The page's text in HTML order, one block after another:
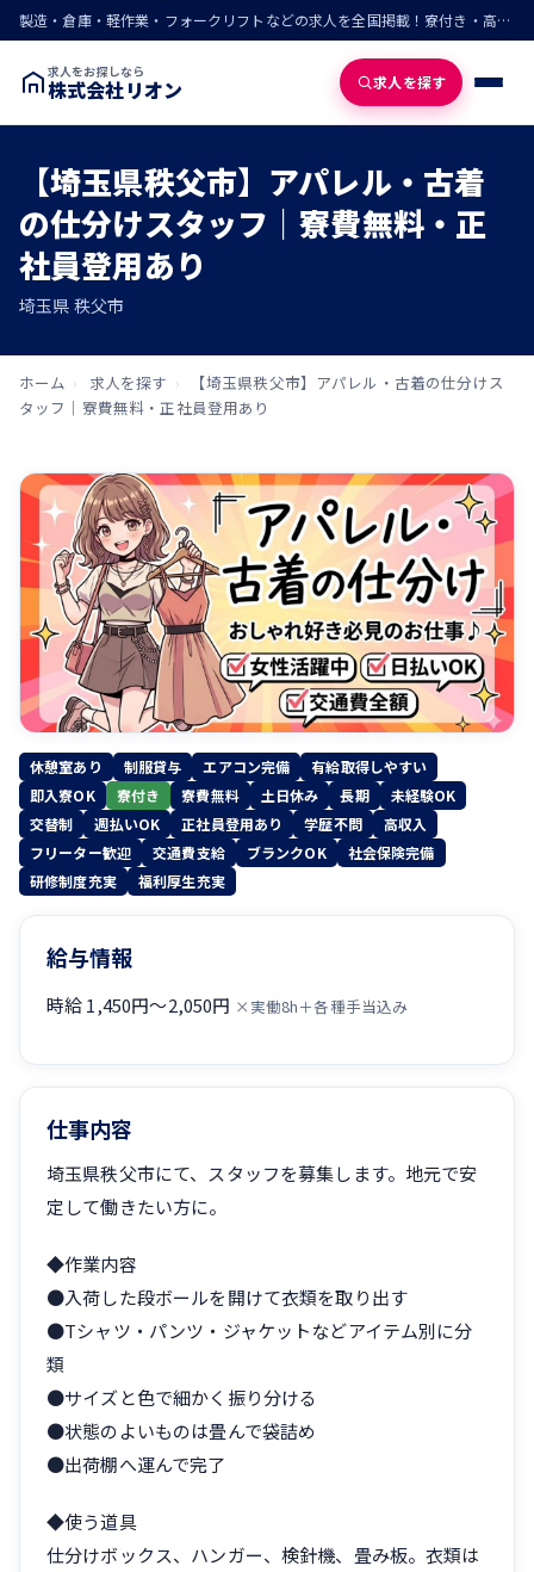
製造・倉庫・軽作業・フォークリフトなどの求人を全国掲載！寮付き・高収入・即入寮の仕事が見つかる
求人をお探しなら
株式会社リオン 求人を探す
【埼玉県秩父市】アパレル・古着
の仕分けスタッフ｜寮費無料・正
社員登用あり
埼玉県 秩父市
ホーム › 求人を探す ›
【埼玉県秩父市】アパレル・古着の仕分けス
タッフ｜寮費無料・正社員登用あり
休憩室あり 制服貸与 エアコン完備
有給取得しやすい
即入寮OK
寮付き 寮費無料 土日休み 長期
未経験OK
交替制
週払いOK 正社員登用あり 学歴不問
高収入
フリーター歓迎
交通費支給 ブランクOK
社会保険完備
研修制度充実
福利厚生充実
給与情報
時給 1,450円〜2,050円 ×実働8h＋各種手当込み
仕事内容
埼玉県秩父市にて、スタッフを募集します。地元で安
定して働きたい方に。
◆作業内容
●入荷した段ボールを開けて衣類を取り出す
●Tシャツ・パンツ・ジャケットなどアイテム別に分
類
●サイズと色で細かく振り分ける
●状態のよいものは畳んで袋詰め
●出荷棚へ運んで完了
◆使う道具
仕分けボックス、ハンガー、検針機、畳み板。衣類は